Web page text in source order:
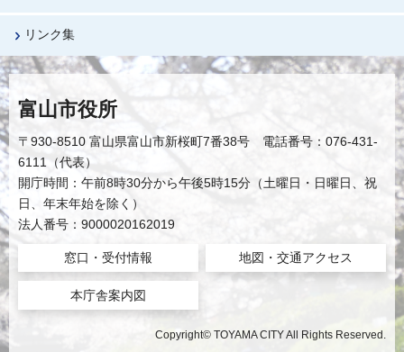
リンク集
富山市役所
〒930-8510 富山県富山市新桜町7番38号 電話番号：076-431-
6111（代表）
開庁時間：午前8時30分から午後5時15分（土曜日・日曜日、祝
日、年末年始を除く）
法人番号：9000020162019
窓口・受付情報 地図・交通アクセス
本庁舎案内図
Copyright© TOYAMA CITY All Rights Reserved.